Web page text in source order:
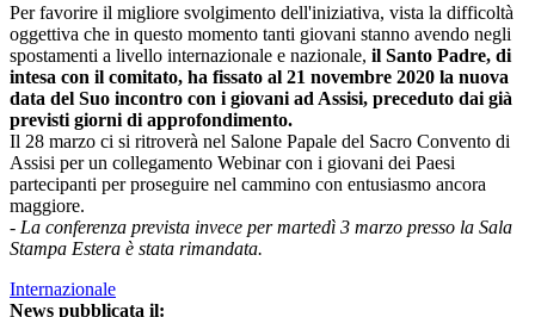
Per favorire il migliore svolgimento dell'iniziativa, vista la difficoltà
oggettiva che in questo momento tanti giovani stanno avendo negli
spostamenti a livello internazionale e nazionale, il Santo Padre, di
intesa con il comitato, ha fissato al 21 novembre 2020 la nuova
data del Suo incontro con i giovani ad Assisi, preceduto dai già
previsti giorni di approfondimento.
Il 28 marzo ci si ritroverà nel Salone Papale del Sacro Convento di
Assisi per un collegamento Webinar con i giovani dei Paesi
partecipanti per proseguire nel cammino con entusiasmo ancora
maggiore.
- La conferenza prevista invece per martedì 3 marzo presso la Sala
Stampa Estera è stata rimandata.
Internazionale
News pubblicata il: